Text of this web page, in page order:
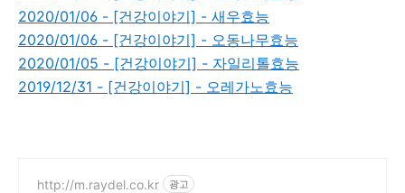
2020/01/06 - [건강이야기] - 새우효능
2020/01/06 - [건강이야기] - 오동나무효능
2020/01/05 - [건강이야기] - 자일리톨효능
2019/12/31 - [건강이야기] - 오레가노효능
http://m.raydel.co.kr 광고